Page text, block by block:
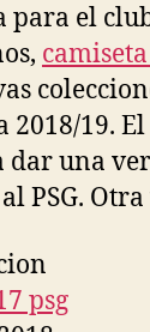
para el
19.
una
PSG. Otra